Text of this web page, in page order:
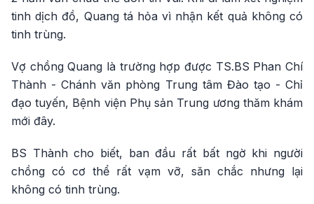
tinh dịch đồ, Quang tá hỏa vì nhận kết quả không có
tinh trùng.
Vợ chồng Quang là trường hợp được TS.BS Phan Chí
Thành - Chánh văn phòng Trung tâm Đào tạo - Chỉ
đạo tuyến, Bệnh viện Phụ sản Trung ương thăm khám
mới đây.
BS Thành cho biết, ban đầu rất bất ngờ khi người
chồng có cơ thể rất vạm vỡ, săn chắc nhưng lại
không có tinh trùng.